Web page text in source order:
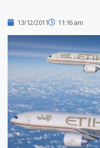
13/12/2011 11:16 am